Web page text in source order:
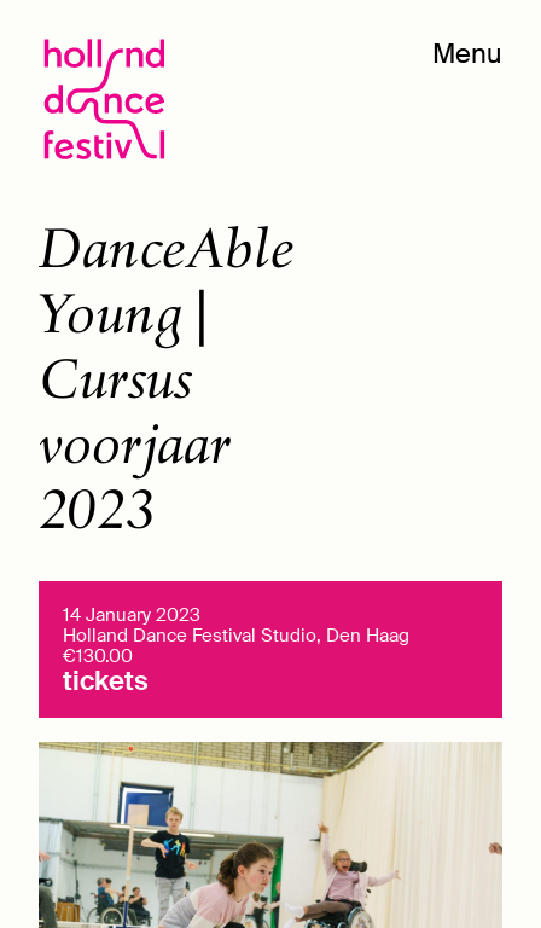
Menu
DanceAble
Young |
Cursus
voorjaar
2023
14 January 2023
Holland Dance Festival Studio, Den Haag
€130.00
tickets